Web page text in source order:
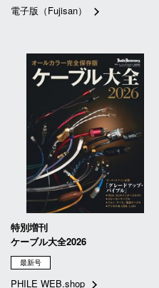
電子版（Fujisan）
特別増刊
ケーブル大全2026
最新号
PHILE WEB.shop